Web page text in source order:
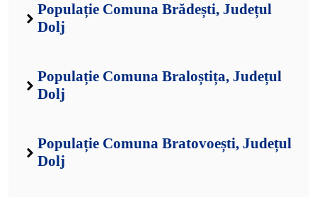
Populație Comuna Brădești, Județul
Dolj
Populație Comuna Braloștița, Județul
Dolj
Populație Comuna Bratovoești, Județul
Dolj